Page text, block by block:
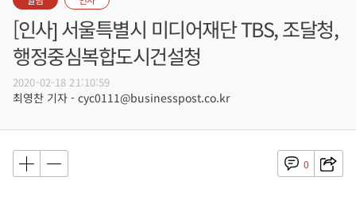
[인사] 서울특별시 미디어재단 TBS, 조달청,
행정중심복합도시건설청
2020-02-18 21:10:59
최영찬 기자 - cyc0111@businesspost.co.kr
0